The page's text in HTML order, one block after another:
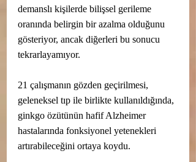
demanslı kişilerde bilişsel gerileme
oranında belirgin bir azalma olduğunu
gösteriyor, ancak diğerleri bu sonucu
tekrarlayamıyor.
21 çalışmanın gözden geçirilmesi,
geleneksel tıp ile birlikte kullanıldığında,
ginkgo özütünün hafif Alzheimer
hastalarında fonksiyonel yetenekleri
artırabileceğini ortaya koydu.